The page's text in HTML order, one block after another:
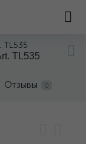
TL535
TL535
Отзывы 0